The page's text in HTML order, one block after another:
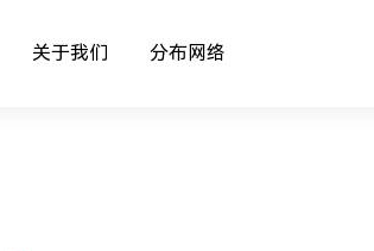
关于我们 分布网络